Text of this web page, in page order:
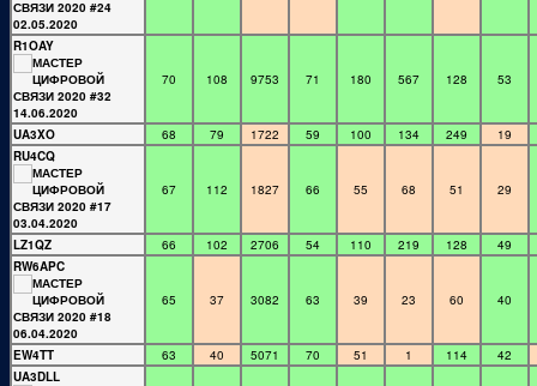
R1OAY
70
108 9753 71 180 567 128 53
UA3XO 68 79 1722 59 100 134 249
19
RU4CQ
67
112 1827 66 55 68 51 29
LZ1QZ 66 102 2706 54 110 219 128
49
RW6APC
65
37 3082 63 39 23 60 40
EW4TT 63 40 5071 70 51 1 114
42
UA3DLL